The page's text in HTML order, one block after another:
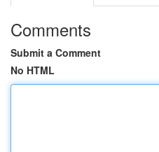
Comments
Submit a Comment
No HTML